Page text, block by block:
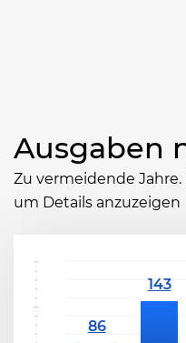
Ausgaben
Zu vermeidende Jahre.
um Details anzuzeigen